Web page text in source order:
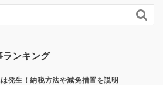

ランキング
発生！納税方法や減免措置を説明